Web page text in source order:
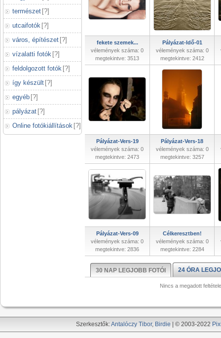
természet [?]
utcaifotók [?]
város, építészet [?]
vízalatti fotók [?]
feldolgozott fotók [?]
így készült [?]
egyéb [?]
pályázat [?]
Online fotókiállítások [?]
fekete szemek...
vélemények száma: 0
megtekintve: 3513
Pályázat-Idő-01
vélemények száma: 0
megtekintve: 2412
Pályázat-Vers-19
vélemények száma: 0
megtekintve: 2473
Pályázat-Vers-18
vélemények száma: 0
megtekintve: 3257
Pályázat-Vers-09
vélemények száma: 0
megtekintve: 2836
Célkeresztben!
vélemények száma: 0
megtekintve: 2284
30 NAP LEGJOBB FOTÓI 24 ÓRA
Nincs a megadott
Szerkesztők:Antalóczy Tibor, Birdie | © 2003-2022